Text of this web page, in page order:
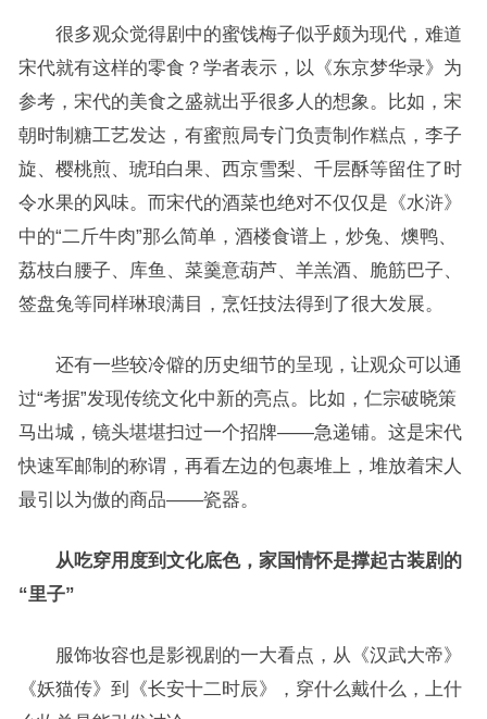
很多观众觉得剧中的蜜饯梅子似乎颇为现代，难道
宋代就有这样的零食？学者表示，以《东京梦华录》为
参考，宋代的美食之盛就出乎很多人的想象。比如，宋
朝时制糖工艺发达，有蜜煎局专门负责制作糕点，李子
旋、樱桃煎、琥珀白果、西京雪梨、千层酥等留住了时
令水果的风味。而宋代的酒菜也绝对不仅仅是《水浒》
中的“二斤牛肉”那么简单，酒楼食谱上，炒兔、燠鸭、
荔枝白腰子、库鱼、菜羹意葫芦、羊羔酒、脆筋巴子、
签盘兔等同样琳琅满目，烹饪技法得到了很大发展。
还有一些较冷僻的历史细节的呈现，让观众可以通
过“考据”发现传统文化中新的亮点。比如，仁宗破晓策
马出城，镜头堪堪扫过一个招牌——急递铺。这是宋代
快速军邮制的称谓，再看左边的包裹堆上，堆放着宋人
最引以为傲的商品——瓷器。
从吃穿用度到文化底色，家国情怀是撑起古装剧的
“里子”
服饰妆容也是影视剧的一大看点，从《汉武大帝》
《妖猫传》到《长安十二时辰》，穿什么戴什么，上什